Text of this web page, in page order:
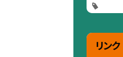
リンク